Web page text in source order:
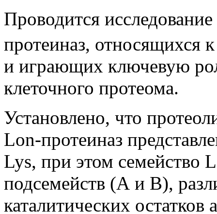
Проводится
протеиназ, относящихся
и играющих ключевую
клеточного протеома.
Установлено, что
Lon-протеиназ
Lys, при этом семейство
подсемейств (А и В),
каталитических